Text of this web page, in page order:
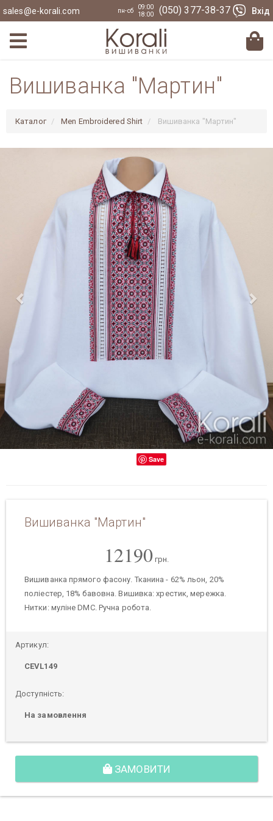
sales@e-korali.com пн-сб
09:00
18:00
(050) 377-38-37 Вхід
Вишиванка "Мартин"
Каталог Men Embroidered Shirt Вишиванка "Мартин"
Save
Вишиванка "Мартин"
12190 грн.
Вишиванка прямого фасону. Тканина - 62% льон, 20%
поліестер, 18% бавовна. Вишивка: хрестик, мережка.
Нитки: муліне DMC. Ручна робота.
Артикул:
CEVL149
Доступність:
На замовлення
ЗАМОВИТИ